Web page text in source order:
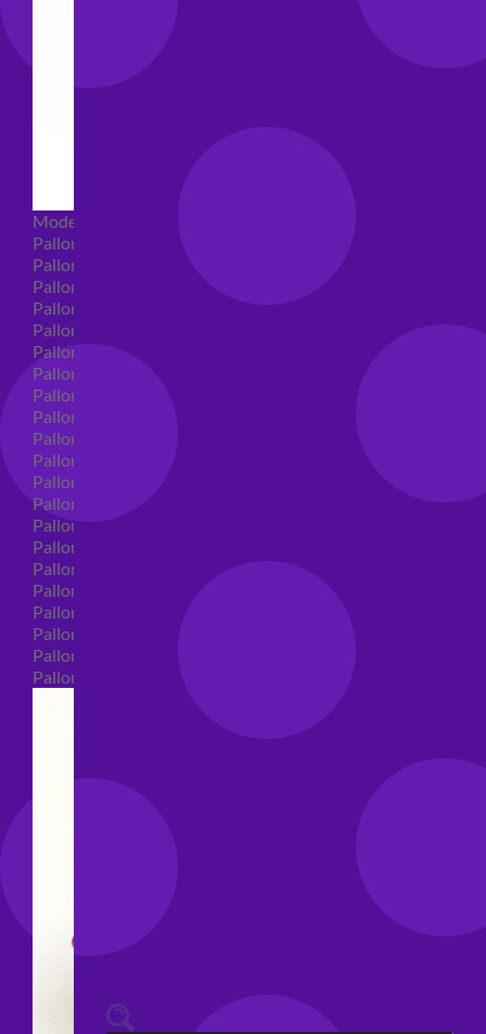
Modellabili
Palloncini mongolfiera in lattice
Palloncini Mini Shape
Palloncini Shape
Palloncini nascita shape
Palloncini Battesimo shape
Palloncini Altre Ricorrenze Shape
Palloncini primo compleanno shape
Palloncini Animali Shape
Palloncini Personaggi shape
Palloncini comunione shape
Palloncini Cresima shape
Palloncini laurea shape
Palloncini compleanno shape
Palloncini 18 anni shape
Palloncini 30 anni shape
Palloncini 40 anni shape
Palloncini 50 anni shape
Palloncini 60/70/80/90/100 anni shape
Palloncini Matrimonio shape
Palloncini Anniversario shape
Palloncini generici shape